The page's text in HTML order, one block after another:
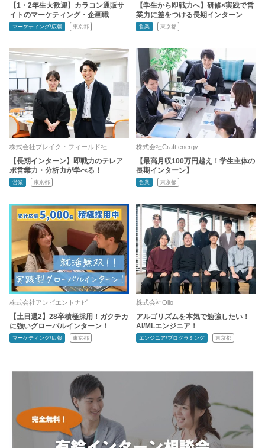
【1・2年生大歓迎】カラコン通販サ
イトのマーケティング・企画職
マーケティング/広報 東京都
【学生から即戦力へ】研修×実践で営
業力に差をつける長期インターン
営業 東京都
株式会社ブレイク・フィールド社
【長期インターン】即戦力のテレア
ポ営業力・分析力が学べる！
営業 東京都
株式会社Craft energy
【最高月収100万円越え！学生主体の
長期インターン】
営業 東京都
株式会社アンビエントナビ
【土日週2】28卒積極採用！ガクチカ
に強いグローバルインターン！
マーケティング/広報 東京都
株式会社Ollo
アルゴリズムを本気で勉強したい！
AI/MLエンジニア！
エンジニア/プログラミング 東京都